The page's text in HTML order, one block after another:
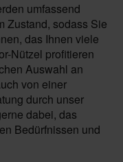
umfassend
Zustand, sodass Sie
das Ihnen viele
Nützel profitieren
Auswahl an
von einer
durch unser
dabei, das
Bedürfnissen und